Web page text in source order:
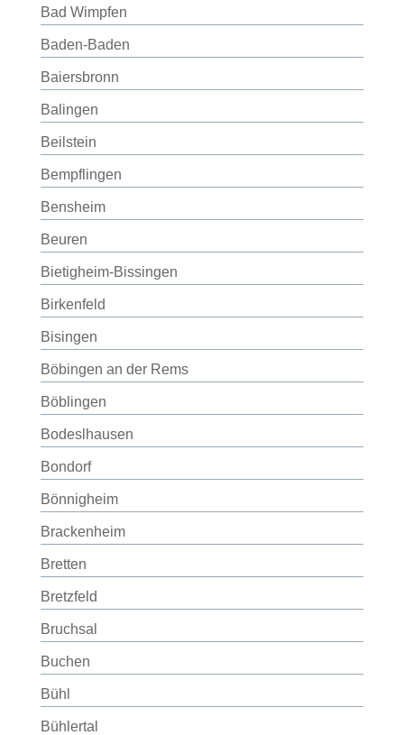
Bad Wimpfen
Baden-Baden
Baiersbronn
Balingen
Beilstein
Bempflingen
Bensheim
Beuren
Bietigheim-Bissingen
Birkenfeld
Bisingen
Böbingen an der Rems
Böblingen
Bodeslhausen
Bondorf
Bönnigheim
Brackenheim
Bretten
Bretzfeld
Bruchsal
Buchen
Bühl
Bühlertal